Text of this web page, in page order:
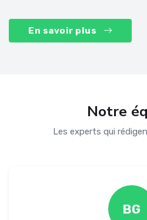
En savoir plus
Notre
Les experts qui
BG